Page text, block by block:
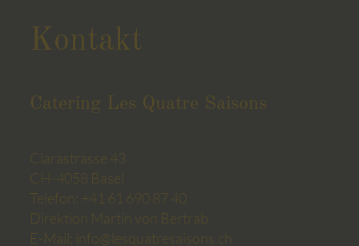
Kontakt
Catering Les Quatre Saisons
Clarastrasse 43
CH-4058 Basel
Telefon: +41 61 690 87 40
Direktion Martin von Bertrab
E-Mail: info@lesquatresaisons.ch